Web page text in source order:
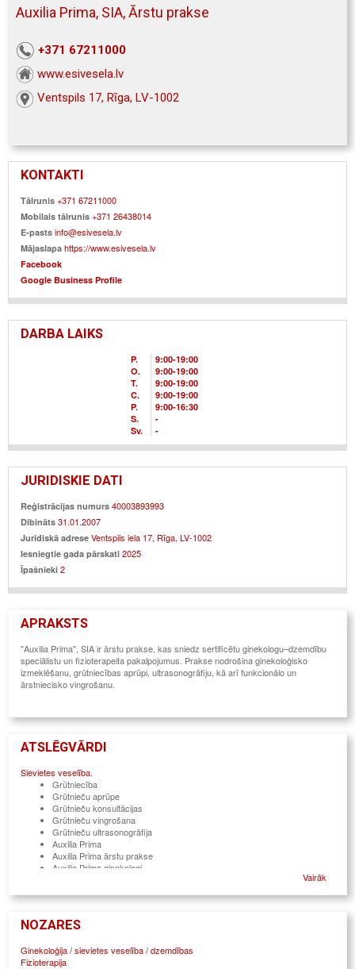
Auxilia Prima, SIA, Ārstu prakse
+371 67211000
www.esivesela.lv
Ventspils 17, Rīga, LV-1002
KONTAKTI
Tālrunis +371 67211000
Mobilais tālrunis +371 26438014
E-pasts info@esivesela.lv
Mājaslapa https://www.esivesela.lv
Facebook
Google Business Profile
DARBA LAIKS
P. 9 00-19 00
O.
9 00-19 00
T.
9 00-19 00
C.
9 00-19 00
P.
9 00-16 30
S.
-
Sv.
-
JURIDISKIE DATI
Reģistrācijas numurs 40003893993
Dibināts 31.01.2007
Juridiskā adrese Ventspils iela 17, Rīga, LV-1002
Iesniegtie gada pārskati 2025
Īpašnieki 2
APRAKSTS
"Auxilia Prima", SIA ir ārstu prakse, kas sniedz sertificētu ginekologu–dzemdību
speciālistu un fizioterapeita pakalpojumus. Prakse nodrošina ginekoloģisko
izmeklēšanu, grūtniecības aprūpi, ultrasonogrāfiju, kā arī funkcionālo un
ārstniecisko vingrošanu.
ATSLĒGVĀRDI
Sievietes veselība
Grūtniecība
Grūtnieču aprūpe
Grūtnieču konsultācijas
Grūtnieču vingrošana
Grūtnieču ultrasonogrāfija
Auxilia Prima
Auxilia Prima ārstu prakse
Auxilia Prima ginekologi
Dzemdību speciālisti
Ginekologa vizīte
Ultrasonogrāfija
USG
Vairāk
NOZARES
Ginekoloģija / sievietes veselība / dzemdības
Fizioterapija